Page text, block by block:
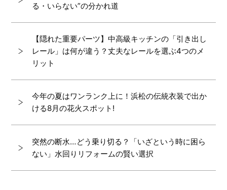
る・いらない”の分かれ道
【隠れた重要パーツ】中高級キッチンの「引き出し
レール」は何が違う？丈夫なレールを選ぶ4つのメ
リット
今年の夏はワンランク上に！浜松の伝統衣装で出か
ける8月の花火スポット!
突然の断水…どう乗り切る？「いざという時に困ら
ない」水回りリフォームの賢い選択